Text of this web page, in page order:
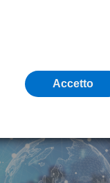
395,
Accetto